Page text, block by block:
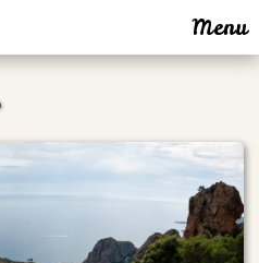
Menu